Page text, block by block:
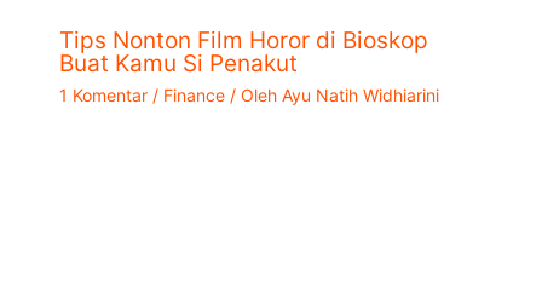
Tips Nonton Film Horor di Bioskop
Buat Kamu Si Penakut
1 Komentar / Finance/ Oleh Ayu Natih Widhiarini